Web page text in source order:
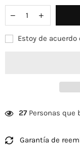
Estoy de
27Personas que
Garantía de